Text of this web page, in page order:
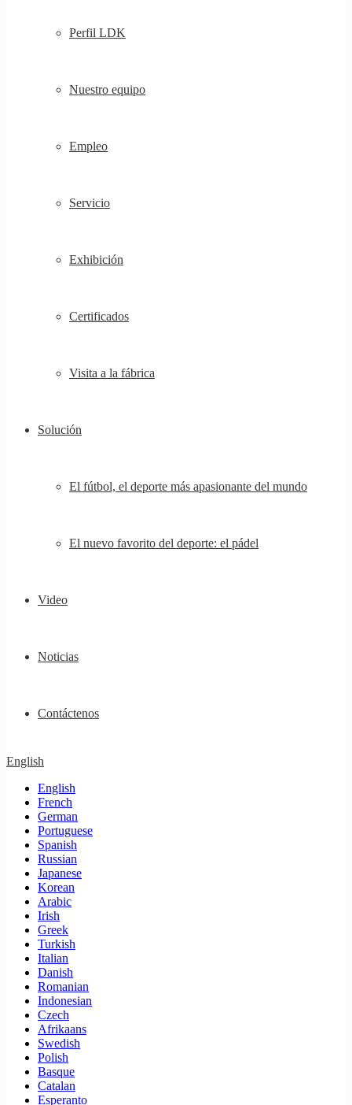
Perfil LDK
Nuestro equipo
Empleo
Servicio
Exhibición
Certificados
Visita a la fábrica
Solución
El fútbol, ​​el deporte más apasionante del mundo
El nuevo favorito del deporte: el pádel
Video
Noticias
Contáctenos
English
English
French
German
Portuguese
Spanish
Russian
Japanese
Korean
Arabic
Irish
Greek
Turkish
Italian
Danish
Romanian
Indonesian
Czech
Afrikaans
Swedish
Polish
Basque
Catalan
Esperanto